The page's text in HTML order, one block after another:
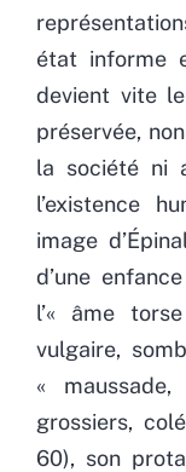
état informe
devient vite
préservée,
la société ni
l’existence
image
d’une
l’« âme
vulgaire,
«
grossiers,
60), son